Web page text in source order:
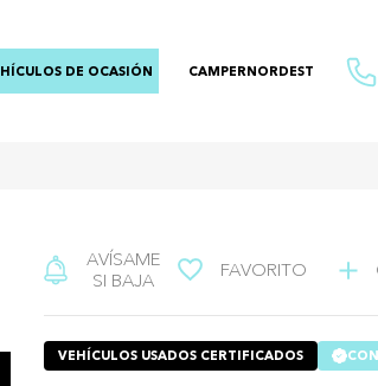
DE OCASIÓN CAMPERNORDEST
AVÍSAME
SI BAJA
FAVORITO
VEHÍCULOS USADOS CERTIFICADOS